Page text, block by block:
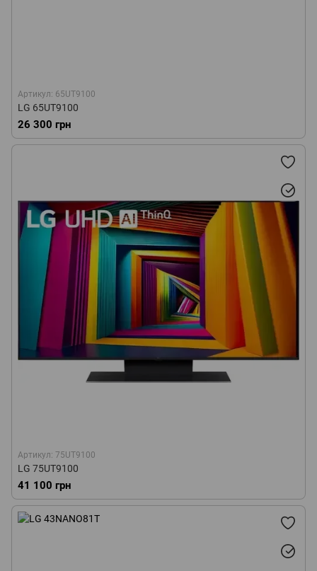
Артикул: 65UT9100
LG 65UT9100
26 300 грн
Артикул: 75UT9100
LG 75UT9100
41 100 грн